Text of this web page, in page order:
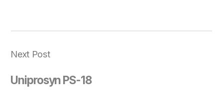
Next Post
Uniprosyn PS-18